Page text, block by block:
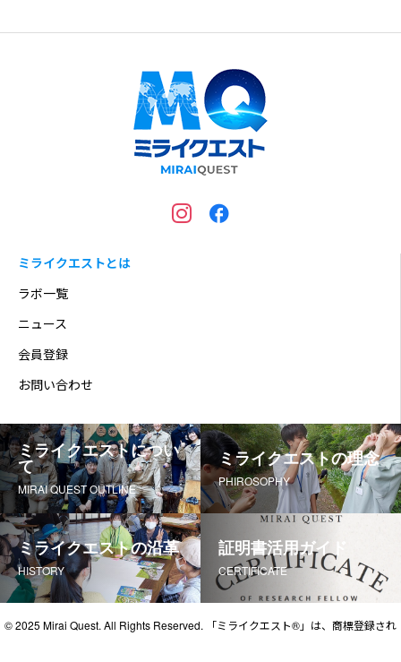
ミライクエストとは
ラボ一覧
ニュース
会員登録
お問い合わせ
ミライクエストについ
て
MIRAI QUEST OUTLINE
ミライクエストの理念
PHIROSOPHY
ミライクエストの沿革
HISTORY
証明書活用ガイド
CERTIFICATE
© 2025 Mirai Quest. All Rights Reserved. 「ミライクエスト®」は、商標登録され